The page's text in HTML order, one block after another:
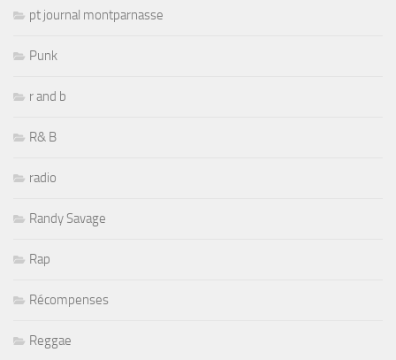
pt journal montparnasse
Punk
r and b
R& B
radio
Randy Savage
Rap
Récompenses
Reggae